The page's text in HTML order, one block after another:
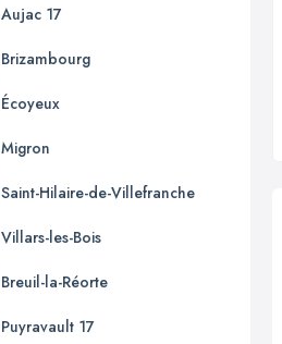
Aujac 17
Brizambourg
Écoyeux
Migron
Saint-Hilaire-de-Villefranche
Villars-les-Bois
Breuil-la-Réorte
Puyravault 17